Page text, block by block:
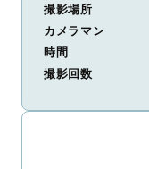
撮影場所
カメラマン
時間
撮影回数